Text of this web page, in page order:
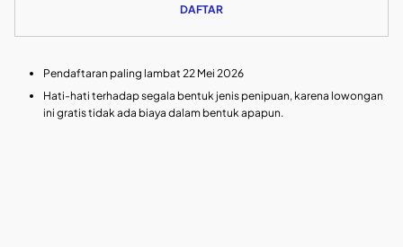
DAFTAR
Pendaftaran paling lambat 22 Mei 2026
Hati-hati terhadap segala bentuk jenis penipuan, karena lowongan
ini gratis tidak ada biaya dalam bentuk apapun.